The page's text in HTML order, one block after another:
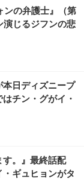
ンの弁護士』（第
じるジフンの悲
日ディズニープ
チン・グがイ・
。』最終話配
ギュヒョンがタ